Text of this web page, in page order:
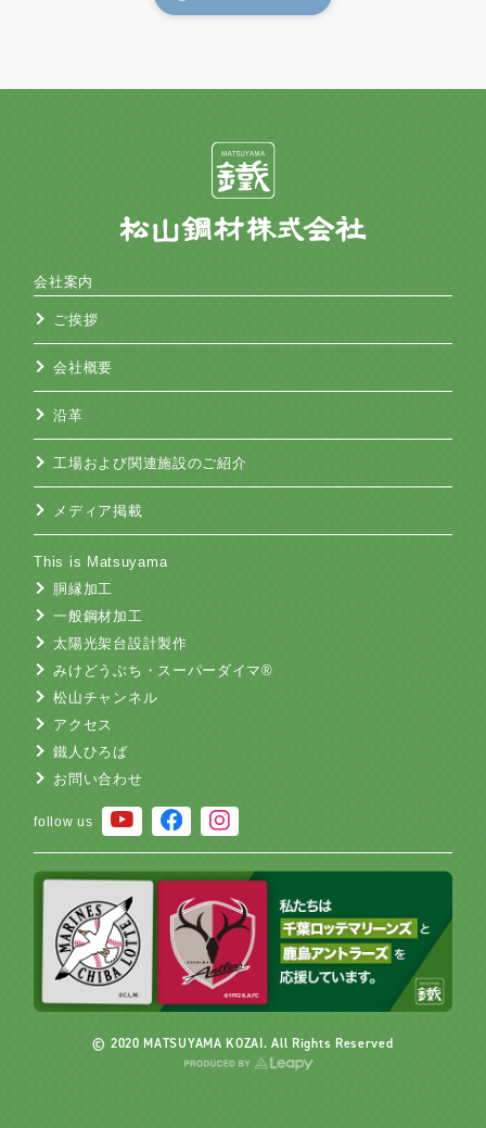
会社案内
ご挨拶
会社概要
沿革
工場および関連施設のご紹介
メディア掲載
This is Matsuyama
胴縁加工
一般鋼材加工
太陽光架台設計製作
みけどうぶち・スーパーダイマ®
松山チャンネル
アクセス
鐵人ひろば
お問い合わせ
follow us
© 2020 MATSUYAMA KOZAI. All Rights Reserved